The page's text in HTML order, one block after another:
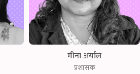
मीना अर्याल
प्रशासक